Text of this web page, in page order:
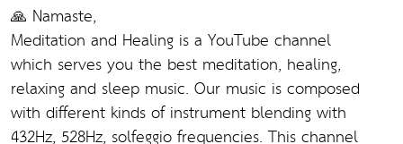
🙏 Namaste,
Meditation and Healing is a YouTube channel
which serves you the best meditation, healing,
relaxing and sleep music. Our music is composed
with different kinds of instrument blending with
432Hz, 528Hz, solfeggio frequencies. This channel